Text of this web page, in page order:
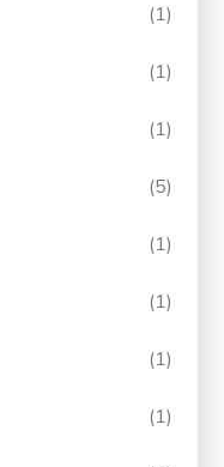
(1)
(1)
(1)
(5)
(1)
(1)
(1)
(1)